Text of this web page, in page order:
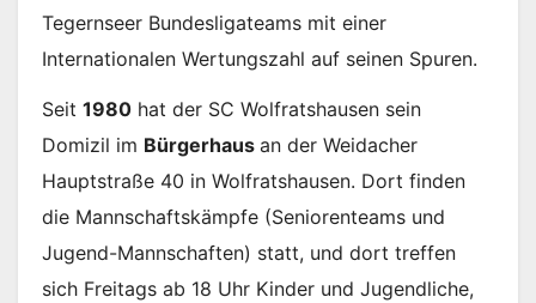
Tegernseer Bundesligateams mit einer
Internationalen Wertungszahl auf seinen Spuren.
Seit 1980 hat der SC Wolfratshausen sein
Domizil im Bürgerhaus an der Weidacher
Hauptstraße 40 in Wolfratshausen. Dort finden
die Mannschaftskämpfe (Seniorenteams und
Jugend-Mannschaften) statt, und dort treffen
sich Freitags ab 18 Uhr Kinder und Jugendliche,